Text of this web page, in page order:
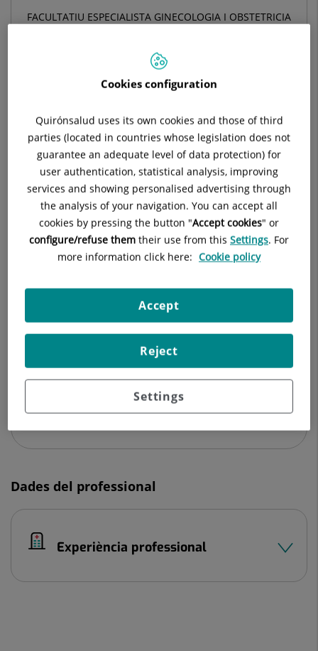
FACULTATIU ESPECIALISTA GINECOLOGIA I OBSTETRICIA
Demanar hora
Demana cita amb aquest professional en altres
hospitals:
Hospital Universitari Quirónsalud Barcelona
Plaza Alfonso Comín, 5
08023 Barcelona
Hospital Universitari El Pilar
08006 Barcelona
Dades del professional
Experiència professional
Cookies configuration
Quirónsalud uses its own cookies and those of third
parties (located in countries whose legislation does not
guarantee an adequate level of data protection) for
user authentication, statistical analysis, improving
services and showing personalised advertising through
the analysis of your navigation. You can accept all
cookies by pressing the button "Accept cookies" or
configure/refuse them their use from this Settings. For
more information click here: Cookie policy
Settings
Reject
Accept